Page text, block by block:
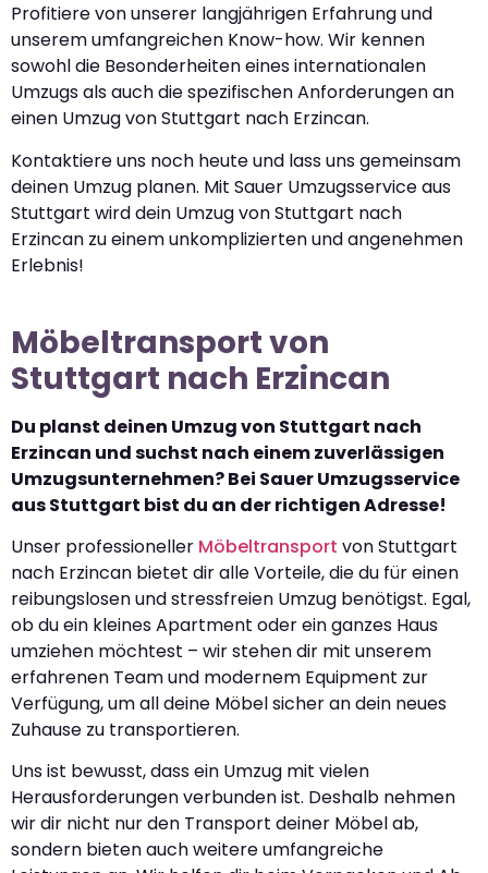
Profitiere von unserer langjährigen Erfahrung und
unserem umfangreichen Know-how. Wir kennen
sowohl die Besonderheiten eines internationalen
Umzugs als auch die spezifischen Anforderungen an
einen Umzug von Stuttgart nach Erzincan.
Kontaktiere uns noch heute und lass uns gemeinsam
deinen Umzug planen. Mit Sauer Umzugsservice aus
Stuttgart wird dein Umzug von Stuttgart nach
Erzincan zu einem unkomplizierten und angenehmen
Erlebnis!
Möbeltransport von
Stuttgart nach Erzincan
Du planst deinen Umzug von Stuttgart nach
Erzincan und suchst nach einem zuverlässigen
Umzugsunternehmen? Bei Sauer Umzugsservice
aus Stuttgart bist du an der richtigen Adresse!
Unser professioneller Möbeltransport von Stuttgart
nach Erzincan bietet dir alle Vorteile, die du für einen
reibungslosen und stressfreien Umzug benötigst. Egal,
ob du ein kleines Apartment oder ein ganzes Haus
umziehen möchtest – wir stehen dir mit unserem
erfahrenen Team und modernem Equipment zur
Verfügung, um all deine Möbel sicher an dein neues
Zuhause zu transportieren.
Uns ist bewusst, dass ein Umzug mit vielen
Herausforderungen verbunden ist. Deshalb nehmen
wir dir nicht nur den Transport deiner Möbel ab,
sondern bieten auch weitere umfangreiche